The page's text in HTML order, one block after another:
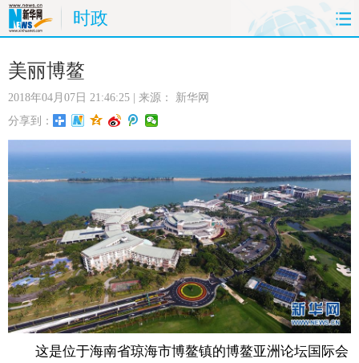
时政
首页
娱乐 体育
时尚 思客 地方 法治
港澳 台湾 华人 汽车
科技 能源 房产 公司
图片 视频 彩票 食品
旅游 健康 信息化 数据
金融 公益 军事 无人机
美丽博鳌
2018年04月07日 21:46:25 | 来源： 新华网
分享到：
这是位于海南省琼海市博鳌镇的博鳌亚洲论坛国际会